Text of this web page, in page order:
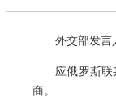
外交部发言
应俄罗斯
商。